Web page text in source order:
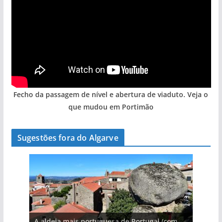
Fecho da passagem de nível e abertura de viaduto. Veja o
que mudou em Portimão
Sugestões fora do Algarve